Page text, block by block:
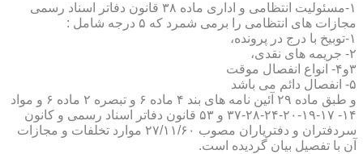
۱-مسئولیت انتظامی و اداری ماده ۳۸ قانون دفاتر اسناد رسمی
مجازات های انتظامی را برمی شمرد که ۵ درجه شامل :
۱-توبیخ با درج در پرونده،
۲- جریمه های نقدی،
۳و۴- انواع انفصال موقت
۵- انفصال دائم می باشد
و طبق ماده ۲۹ آئین نامه های بند ۴ ماده ۶ و تبصره ۲ ماده ۶ و مواد
۱۴- ۱۷-۱۹-۲۰-۲۴-۲۸-۳۷ و ۵۳ قانون دفاتر اسناد رسمی و کانون
سردفتران و دفتریاران مصوب ۲۷/۱۱/۶۰ موارد تخلفات و مجازات
آن با تفصیل بیان گردیده است.